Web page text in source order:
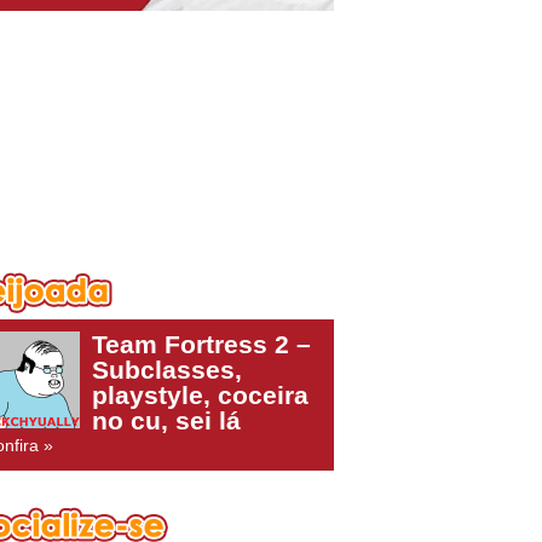
Team Fortress 2 –
Subclasses,
playstyle, coceira
no cu, sei lá
»